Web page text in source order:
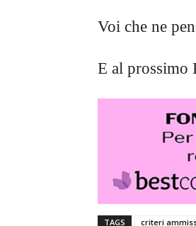
Voi che ne
E al prossimo
TAGS criteri